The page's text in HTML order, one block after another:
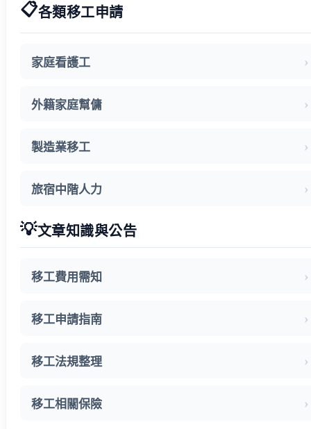
餐飲旅宿-實習生專區
巴氏量表是什麼?
常見問題
關於我們
案例分享
失聯協尋
📋各類移工申請
家庭看護工
外籍家庭幫傭
製造業移工
旅宿中階人力
💡文章知識與公告
移工費用需知
移工申請指南
移工法規整理
移工相關保險